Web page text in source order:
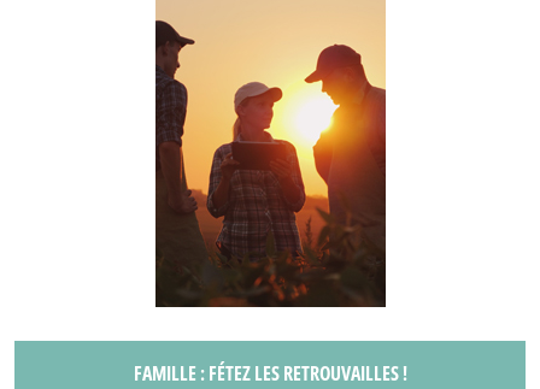
FAMILLE : FÉTEZ LES RETROUVAILLES !